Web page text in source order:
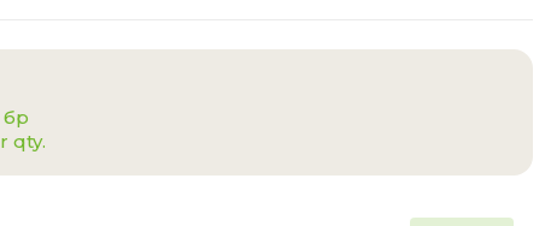
бр
qty.